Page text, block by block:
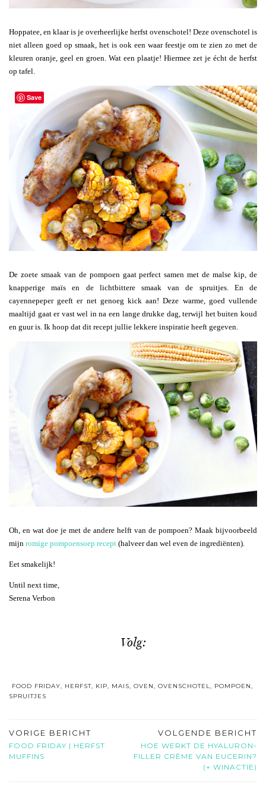
Hoppatee, en klaar is je overheerlijke herfst ovenschotel! Deze ovenschotel is
niet alleen goed op smaak, het is ook een waar feestje om te zien zo met de
kleuren oranje, geel en groen. Wat een plaatje! Hiermee zet je écht de herfst
op tafel.
De zoete smaak van de pompoen gaat perfect samen met de malse kip, de
knapperige maïs en de lichtbittere smaak van de spruitjes. En de
cayennepeper geeft er net genoeg kick aan! Deze warme, goed vullende
maaltijd gaat er vast wel in na een lange drukke dag, terwijl het buiten koud
en guur is. Ik hoop dat dit recept jullie lekkere inspiratie heeft gegeven.
Oh, en wat doe je met de andere helft van de pompoen? Maak bijvoorbeeld
mijn romige pompoensoep recept (halveer dan wel even de ingrediënten).
Eet smakelijk!
Until next time,
Serena Verbon
Volg:
FOOD FRIDAY, HERFST, KIP, MAIS, OVEN, OVENSCHOTEL, POMPOEN,
SPRUITJES
VORIGE BERICHT
FOOD FRIDAY | HERFST
MUFFINS
VOLGENDE BERICHT
HOE WERKT DE HYALURON-
FILLER CRÈME VAN EUCERIN?
(+ WINACTIE)
Save